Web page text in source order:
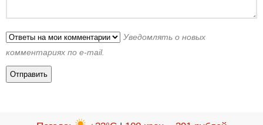
Уведомлять о новых
комментариях по e-mail.